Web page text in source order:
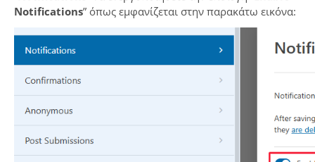
Notifications” όπως εμφανίζεται στην παρακάτω εικόνα: